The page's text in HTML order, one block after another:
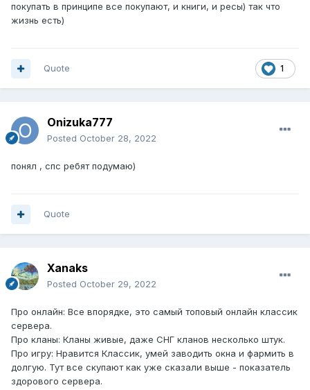
покупать в принципе все покупают, и книги, и ресы) так что
жизнь есть)
1
Quote
Onizuka777
Posted October 28, 2022
понял , спс ребят подумаю)
Quote
Xanaks
Posted October 29, 2022
Про онлайн: Все впорядке, это самый топовый онлайн классик
сервера.
Про кланы: Кланы живые, даже СНГ кланов несколько штук.
Про игру: Нравится Классик, умей заводить окна и фармить в
долгую. Тут все скупают как уже сказали выше - показатель
здорового сервера.